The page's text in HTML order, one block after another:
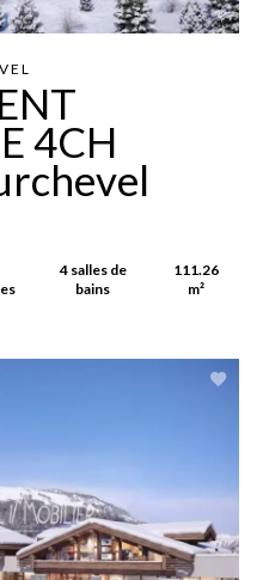
4CH
4 salles de
bains
111.26
m²